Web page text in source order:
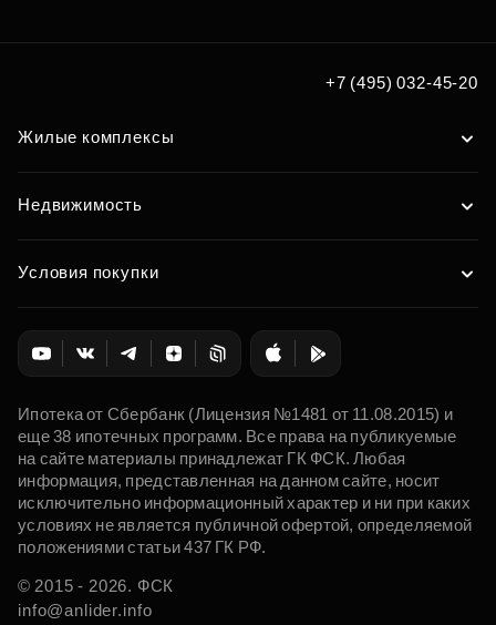
+7 (495) 032-45-20
Жилые комплексы
Недвижимость
Условия покупки
Ипотека от Сбербанк (Лицензия №1481 от 11.08.2015) и
еще 38 ипотечных программ. Все права на публикуемые
на сайте материалы принадлежат ГК ФСК. Любая
информация, представленная на данном сайте, носит
исключительно информационный характер и ни при каких
условиях не является публичной офертой, определяемой
положениями статьи 437 ГК РФ.
© 2015 - 2026. ФСК
info@anlider.info